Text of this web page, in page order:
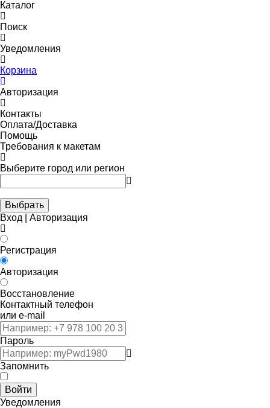
Каталог
Поиск
Уведомления
Корзина
Авторизация
Контакты
Оплата/Доставка
Помощь
Требования к макетам
Выберите город или регион
Выбрать
Вход | Авторизация
Регистрация
Авторизация
Восстановление
Контактный телефон
или e-mail
Пароль
Запомнить
Войти
Уведомления